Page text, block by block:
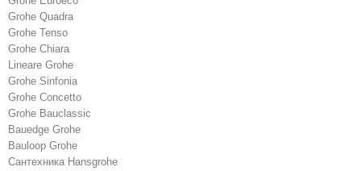
Grohe Quadra
Grohe Tenso
Grohe Chiara
Lineare Grohe
Grohe Sinfonia
Grohe Concetto
Grohe Bauclassic
Bauedge Grohe
Bauloop Grohe
Сантехника Hansgrohe